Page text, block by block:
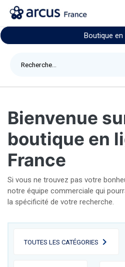
Boutique en
Bienvenue
boutique en
France
Si vous ne trouvez pas votre
notre équipe commerciale qui
la spécificité de votre recherche.
TOUTES LES CATÉGORIES